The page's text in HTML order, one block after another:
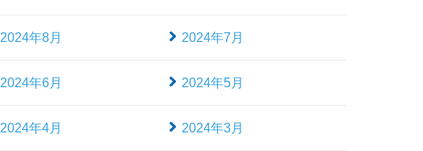
2024年8月 2024年7月
2024年6月 2024年5月
2024年4月 2024年3月